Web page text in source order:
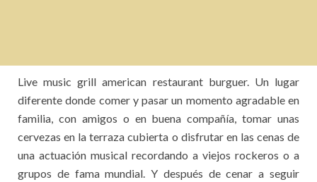
Live music grill american restaurant burguer. Un lugar
diferente donde comer y pasar un momento agradable en
familia, con amigos o en buena compañía, tomar unas
cervezas en la terraza cubierta o disfrutar en las cenas de
una actuación musical recordando a viejos rockeros o a
grupos de fama mundial. Y después de cenar a seguir